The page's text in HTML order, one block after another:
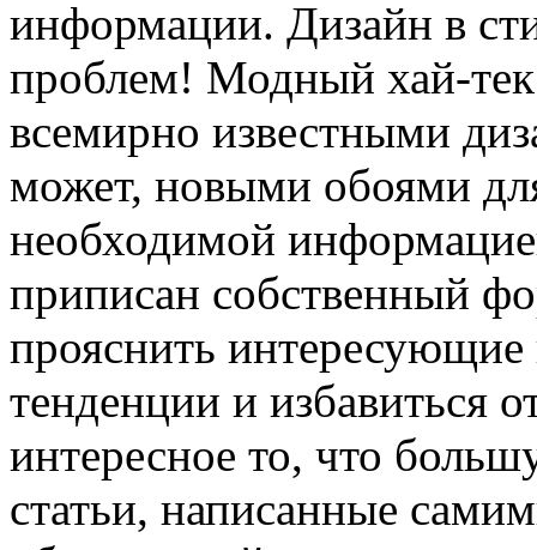
информации. Дизайн в
проблем! Модный хай-
всемирно известными
может, новыми обоями
необходимой
приписан собственный
прояснить
тенденции и избавиться
интересное то, что
статьи, написанные